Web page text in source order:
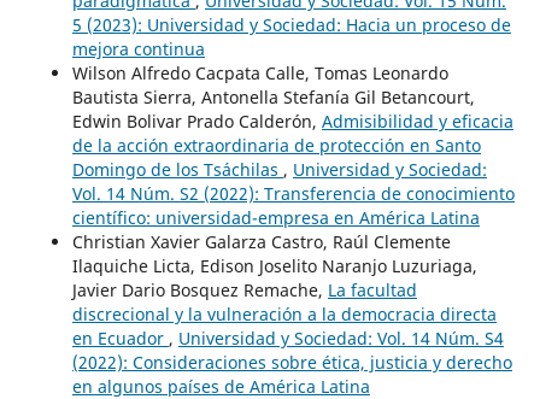
5 (2023): Universidad y Sociedad: Hacia un proceso de
mejora continua
Wilson Alfredo Cacpata Calle, Tomas Leonardo
Bautista Sierra, Antonella Stefanía Gil Betancourt,
Edwin Bolivar Prado Calderón, Admisibilidad y eficacia
de la acción extraordinaria de protección en Santo
Domingo de los Tsáchilas , Universidad y Sociedad:
Vol. 14 Núm. S2 (2022): Transferencia de conocimiento
científico: universidad-empresa en América Latina
Christian Xavier Galarza Castro, Raúl Clemente
Ilaquiche Licta, Edison Joselito Naranjo Luzuriaga,
Javier Dario Bosquez Remache, La facultad
discrecional y la vulneración a la democracia directa
en Ecuador , Universidad y Sociedad: Vol. 14 Núm. S4
(2022): Consideraciones sobre ética, justicia y derecho
en algunos países de América Latina